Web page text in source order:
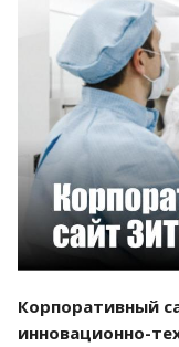
Корпоративный
инновационно-